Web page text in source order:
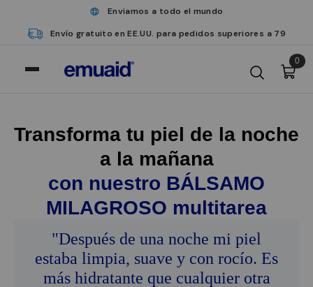
Enviamos a todo el mundo
Envío gratuito en EE.UU. para pedidos superiores a 79
0
Transforma tu piel de la noche
a la mañana
con nuestro BÁLSAMO
MILAGROSO multitarea
"Después de una noche mi piel
estaba limpia, suave y con rocío. Es
más hidratante que cualquier otra